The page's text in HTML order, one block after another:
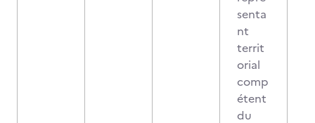
senta
nt
territ
orial
comp
étent
du